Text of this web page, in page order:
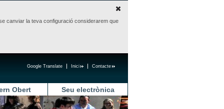
canviar la teva configuració considerarem que
Contacte
Inici
Google Translate
Obert Seu electrònica